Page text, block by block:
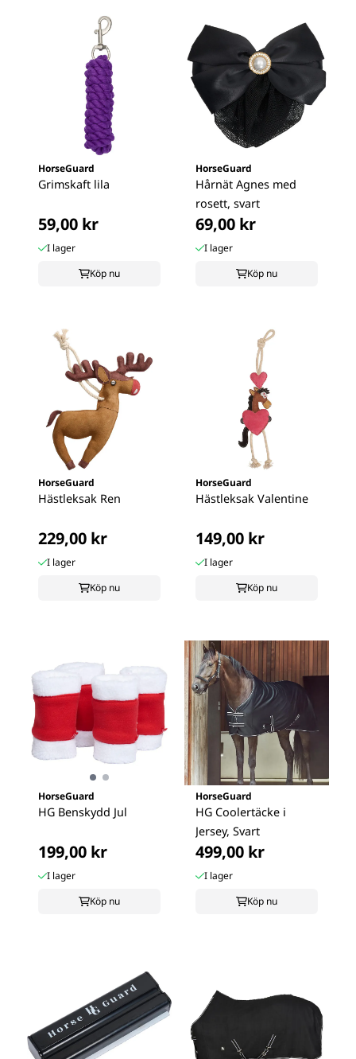
HorseGuard
Grimskaft lila
59,00 kr
I lager
Köp nu
HorseGuard
Hårnät Agnes med
rosett, svart
69,00 kr
I lager
Köp nu
HorseGuard
Hästleksak Ren
229,00 kr
I lager
Köp nu
HorseGuard
Hästleksak Valentine
149,00 kr
I lager
Köp nu
HorseGuard
HG Benskydd Jul
199,00 kr
I lager
Köp nu
HorseGuard
HG Coolertäcke i
Jersey, Svart
499,00 kr
I lager
Köp nu